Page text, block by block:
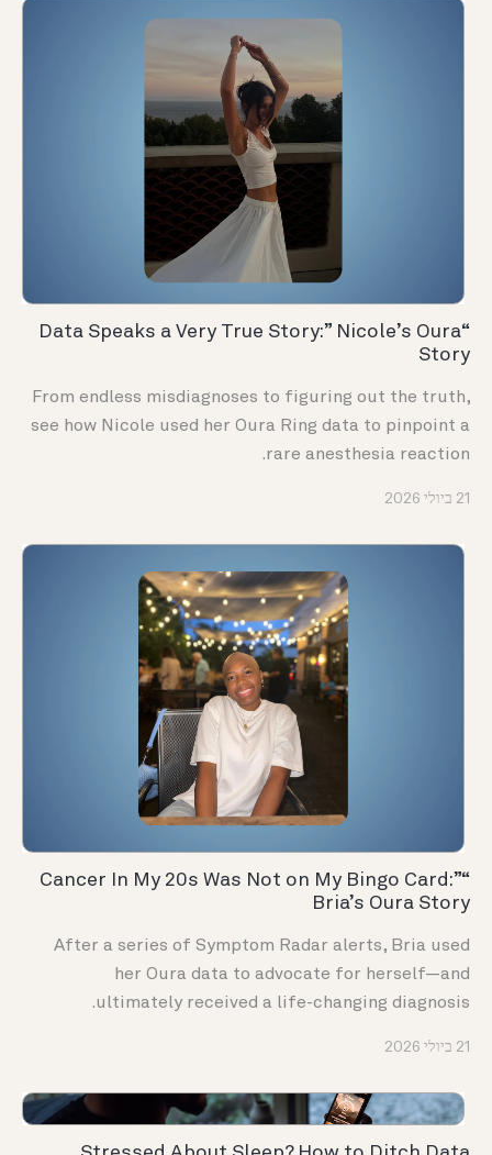
“Data Speaks a Very True Story:” Nicole’s Oura
Story
From endless misdiagnoses to figuring out the truth,
see how Nicole used her Oura Ring data to pinpoint a
rare anesthesia reaction.
21 ביולי 2026
“Cancer In My 20s Was Not on My Bingo Card:”
Bria’s Oura Story
After a series of Symptom Radar alerts, Bria used
her Oura data to advocate for herself—and
ultimately received a life-changing diagnosis.
21 ביולי 2026